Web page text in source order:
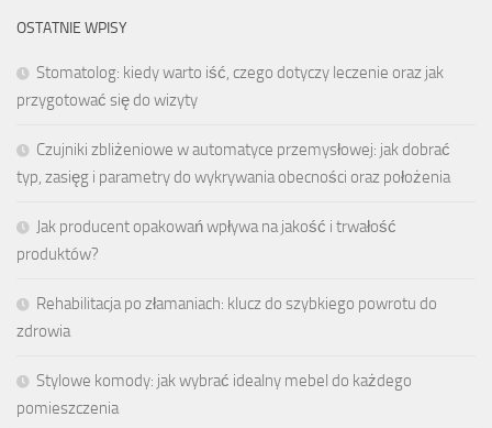
OSTATNIE WPISY
Stomatolog: kiedy warto iść, czego dotyczy leczenie oraz jak
przygotować się do wizyty
Czujniki zbliżeniowe w automatyce przemysłowej: jak dobrać
typ, zasięg i parametry do wykrywania obecności oraz położenia
Jak producent opakowań wpływa na jakość i trwałość
produktów?
Rehabilitacja po złamaniach: klucz do szybkiego powrotu do
zdrowia
Stylowe komody: jak wybrać idealny mebel do każdego
pomieszczenia